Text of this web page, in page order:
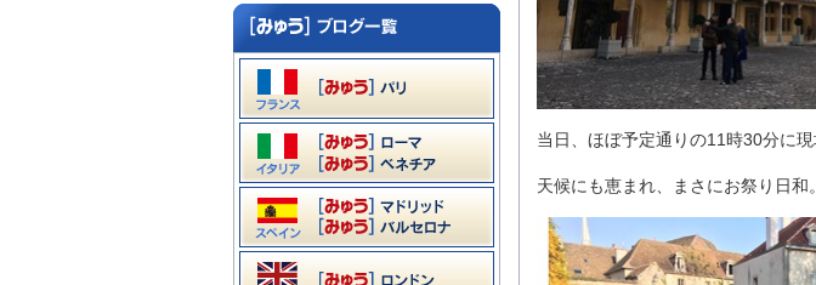
当日、ほぼ予定通りの11時30分に現
天候にも恵まれ、まさにお祭り日和。